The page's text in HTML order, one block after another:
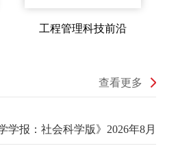
工程管理科技前沿
查看更多
学报：社会科学版》2026年8月